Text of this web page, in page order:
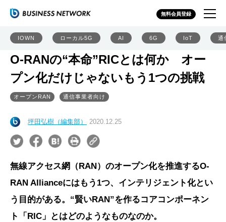
無料会員登録
IOWN ローカル5G AI 6G IoT 通
O-RANの“本命”RICとは何か オー
プン化だけじゃないもう1つの挑戦
オープンRAN 通信事業者向け
坪田弘樹（編集部） 2020.12.25
無線アクセス網（RAN）のオープン化を推進するO-
RAN Allianceにはもう1つ、インテリジェント化とい
う目的がある。“賢いRAN”を作るコアコンポーネン
ト「RIC」とはどのようなものなのか。